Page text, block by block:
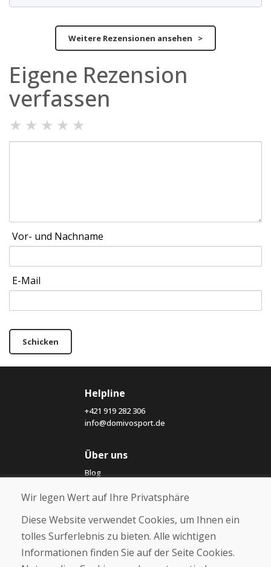
Weitere Rezensionen ansehen >
Eigene Rezension
verfassen
★ ★ ★ ★ ★
Vor- und Nachname
E-Mail
Schicken
Helpline
+421 919 282 306
info@domivosport.de
Über uns
Blog
Geschäft
Kaufen
E-Shop
Wir legen Wert auf Ihre Privatsphäre
Diese Website verwendet Cookies, um Ihnen ein
tolles Surferlebnis zu bieten. Alle wichtigen
Informationen finden Sie auf der Seite Cookies.